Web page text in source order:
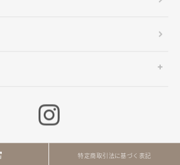
特定商取引法に基づく表記